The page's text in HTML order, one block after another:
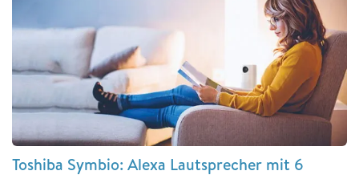
Toshiba Symbio: Alexa Lautsprecher mit 6